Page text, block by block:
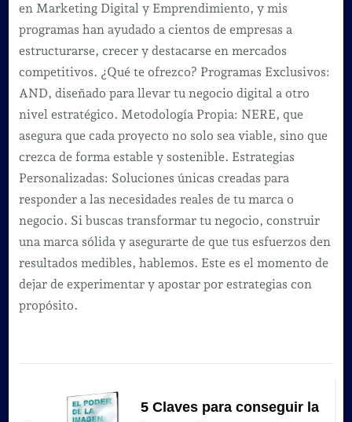
en Marketing Digital y Emprendimiento, y mis
programas han ayudado a cientos de empresas a
estructurarse, crecer y destacarse en mercados
competitivos. ¿Qué te ofrezco? Programas Exclusivos:
AND, diseñado para llevar tu negocio digital a otro
nivel estratégico. Metodología Propia: NERE, que
asegura que cada proyecto no solo sea viable, sino que
crezca de forma estable y sostenible. Estrategias
Personalizadas: Soluciones únicas creadas para
responder a las necesidades reales de tu marca o
negocio. Si buscas transformar tu negocio, construir
una marca sólida y asegurarte de que tus esfuerzos den
resultados medibles, hablemos. Este es el momento de
dejar de experimentar y apostar por estrategias con
propósito.
5 Claves para conseguir la